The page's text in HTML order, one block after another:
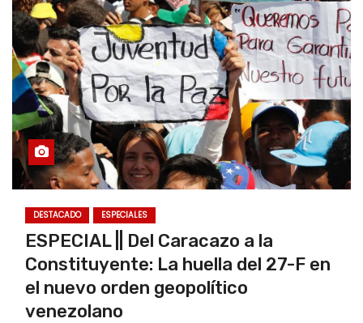
DESTACADO ESPECIALES
ESPECIAL || Del Caracazo a la
Constituyente: La huella del 27-F en
el nuevo orden geopolítico
venezolano